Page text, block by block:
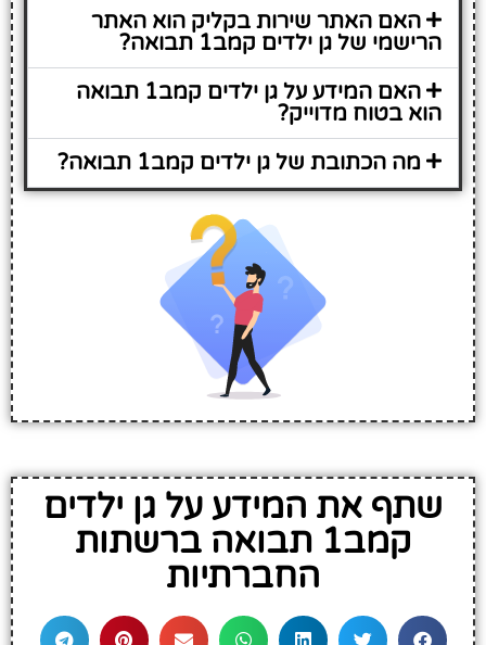
האם האתר שירות בקליק הוא האתר
הרישמי של גן ילדים קמב1 תבואה?
האם המידע על גן ילדים קמב1 תבואה
הוא בטוח מדוייק?
מה הכתובת של גן ילדים קמב1 תבואה?
שתף את המידע על גן ילדים
קמב1 תבואה ברשתות
החברתיות